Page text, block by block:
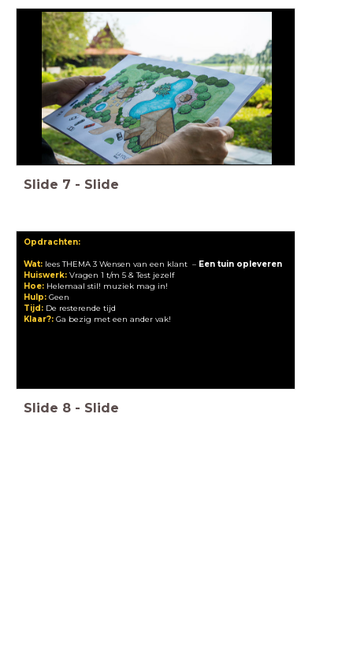
Slide 7 - Slide
Opdrachten:
Wat: lees THEMA 3 Wensen van een klant – Een tuin opleveren
Huiswerk: Vragen 1 t/m 5 & Test jezelf
Hoe: Helemaal stil! muziek mag in!
Hulp:Geen
Tijd: De resterende tijd
Klaar?:Ga bezig met een ander vak!
Slide 8 - Slide